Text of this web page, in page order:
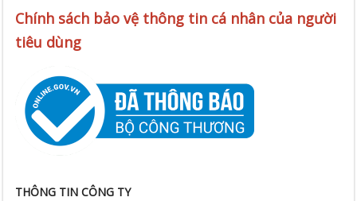
Chính sách bảo vệ thông tin cá nhân của người
tiêu dùng
THÔNG TIN CÔNG TY